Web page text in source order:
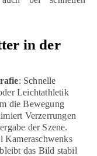
in der
: Schnelle
Leichtathletik
die Bewegung
Verzerrungen
der Szene.
Kameraschwenks
das Bild stabil